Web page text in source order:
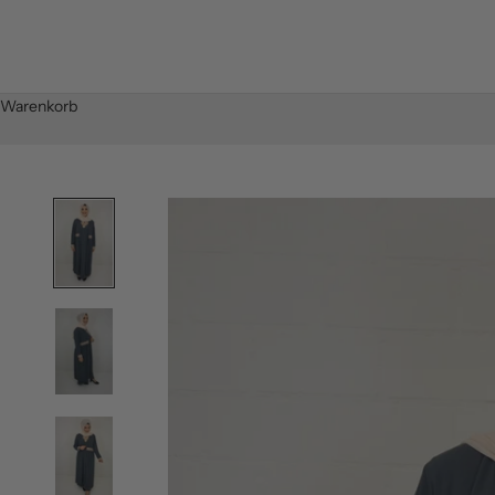
Warenkorb